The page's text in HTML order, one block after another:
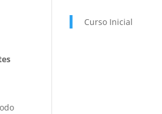
Curso Inicial